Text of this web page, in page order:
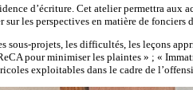
d’écriture. Cet atelier permettra
les perspectives en matière de fonciers
projets, les difficultés, les leçons
pour minimiser les plaintes » ; «
exploitables dans le cadre de